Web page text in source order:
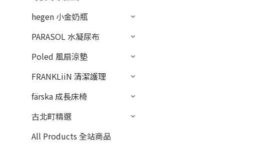
hegen 小金奶瓶
PARASOL 水凝尿布
Poled 風扇涼墊
FRANKLiiN 清潔護理
färska 成長床椅
古北町精選
All Products 全站商品